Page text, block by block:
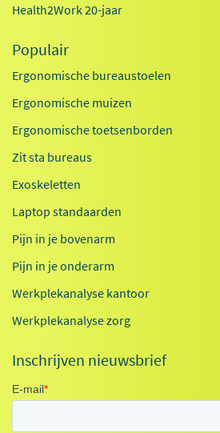
Health2Work 20-jaar
Populair
Ergonomische bureaustoelen
Ergonomische muizen
Ergonomische toetsenborden
Zit sta bureaus
Exoskeletten
Laptop standaarden
Pijn in je bovenarm
Pijn in je onderarm
Werkplekanalyse kantoor
Werkplekanalyse zorg
Inschrijven nieuwsbrief